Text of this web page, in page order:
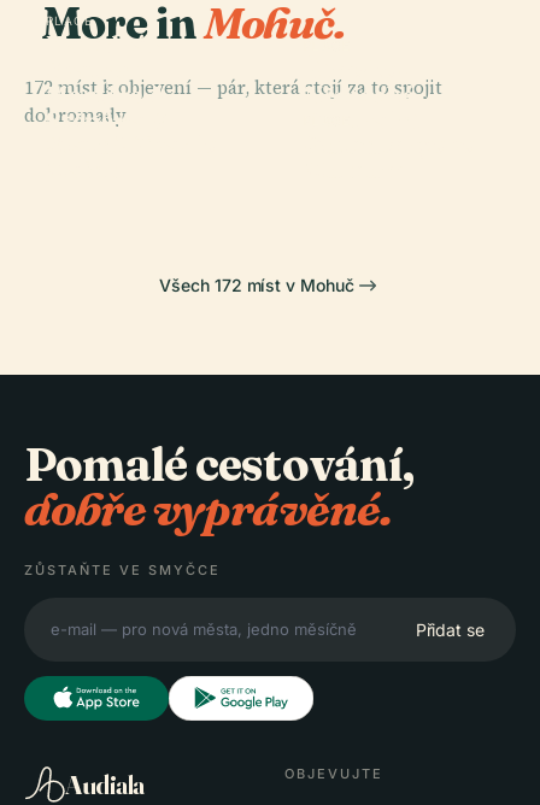
More inMohuč.
172 míst k objevení — pár, která stojí za to spojit
dohromady.
PLACE
Katedrála
Martina A
Štěpána V
Německé
PLACE
Všech 172 míst v Mohuč
Pomalé cestování,
dobře vyprávěné.
ZŮSTAŇTE VE SMYČCE
Přidat se
Audiala OBJEVUJTE